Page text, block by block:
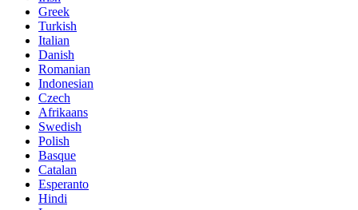
Greek
Turkish
Italian
Danish
Romanian
Indonesian
Czech
Afrikaans
Swedish
Polish
Basque
Catalan
Esperanto
Hindi